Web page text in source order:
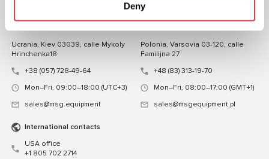
Deny
Oficina de representación en
Ucrania, Kiev 03039, calle Mykoly
Hrinchenka18
+38 (057) 728-49-64
Mon–Fri, 09:00–18:00 (UTC+3)
sales@msg.equipment
Oficina de representación en
Polonia, Varsovia 03-120, calle
Familijna 27
+48 (83) 313-19-70
Mon–Fri, 08:00–17:00 (GMT+1)
sales@msgequipment.pl
International contacts
USA office
+1 805 702 2714